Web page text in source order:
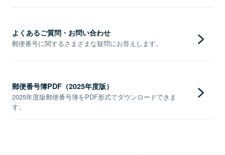
よくあるご質問・お問い合わせ
郵便番号に関するさまざまな疑問にお答えします。
郵便番号簿PDF（2025年度版）
2025年度版郵便番号簿をPDF形式でダウンロードできま
す。